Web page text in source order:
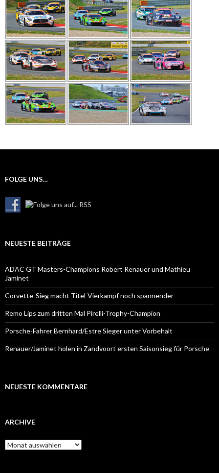
FOLGE UNS…
NEUESTE BEITRÄGE
ADAC GT Masters-Champions Robert Renauer und Mathieu
Jaminet
Corvette-Sieg macht Titel-Vierkampf noch spannender
Remo Lips zum dritten Mal Pirelli-Trophy-Champion
Porsche-Fahrer Bernhard/Estre Sieger unter Vorbehalt
Renauer/Jaminet holen in Zandvoort ersten Saisonsieg für Porsche
NEUESTE KOMMENTARE
ARCHIVE
A
r